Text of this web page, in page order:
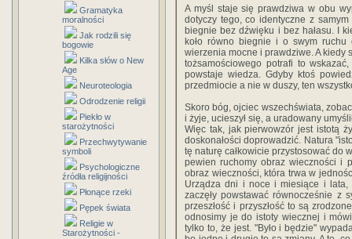
Gramatyka
moralności
Jak rodzili się
bogowie
Kilka słów o New
Age
Neuroteologia
Odrodzenie religii
Piekło w
starożytności
Przechwytywanie
symboli
Psychologiczne
źródła religijności
Płonące rzeki
Pępek świata
Religie w
Starożytności -
A myśl staje się prawdziwa w obu
dotyczy tego, co identyczne z
biegnie bez dźwięku i bez hałasu. I
koło równo biegnie i o swym
wierzenia mocne i prawdziwe. A kiedy
tożsamościowego potrafi to
powstaje wiedza. Gdyby ktoś
przedmiocie a nie w duszy, ten
Skoro bóg, ojciec wszechświata,
i żyje, ucieszył się, a uradowany
Więc tak, jak pierwowzór jest istotą
doskonałości doprowadzić. Natura
tę naturę całkowicie przystosować do
pewien ruchomy obraz wieczności i
obraz wieczności, która trwa w
Urządza dni i noce i miesiące i lata,
zaczęły powstawać równocześnie z
przeszłość i przyszłość to są
odnosimy je do istoty wiecznej i
tylko to, że jest. "Było i będzie"